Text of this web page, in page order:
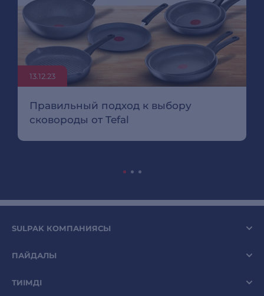
13.12.23
Правильный подход к выбору
сковороды от Tefal
SULPAK КОМПАНИЯСЫ
ПАЙДАЛЫ
ТИІМДІ